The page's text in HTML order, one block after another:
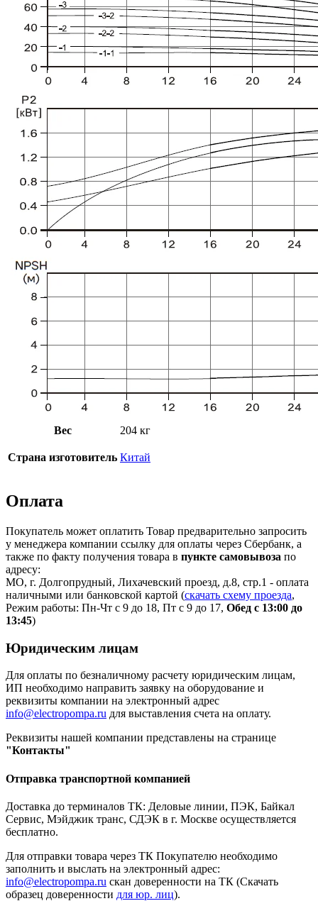
Вес 204 кг
Страна изготовитель Китай
Оплата
Покупатель может оплатить Товар предварительно запросить
у менеджера компании ссылку для оплаты через Сбербанк, а
также по факту получения товара в пункте самовывоза по
адресу:
МО, г. Долгопрудный, Лихачевский проезд, д.8, стр.1 - оплата
наличными или банковской картой (скачать схему проезда,
Режим работы: Пн-Чт с 9 до 18, Пт с 9 до 17, Обед с 13:00 до
13:45)
Юридическим лицам
Для оплаты по безналичному расчету юридическим лицам,
ИП необходимо направить заявку на оборудование и
реквизиты компании на электронный адрес
info@electropompa.ru для выставления счета на оплату.
Реквизиты нашей компании представлены на странице
"Контакты"
Отправка транспортной компанией
Доставка до терминалов ТК: Деловые линии, ПЭК, Байкал
Сервис, Мэйджик транс, СДЭК в г. Москве осуществляется
бесплатно.
Для отправки товара через ТК Покупателю необходимо
заполнить и выслать на электронный адрес:
info@electropompa.ru скан доверенности на ТК (Скачать
образец доверенности для юр. лиц).